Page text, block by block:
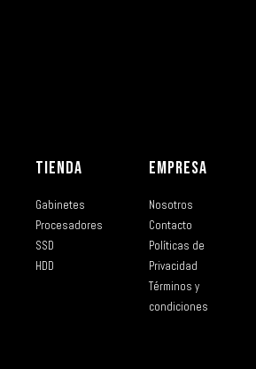
TIENDA
Gabinetes
Procesadores
SSD
HDD
EMPRESA
Nosotros
Contacto
Políticas de
Privacidad
Términos y
condiciones